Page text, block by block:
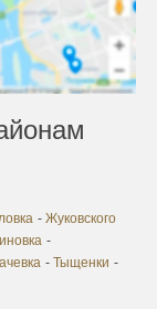
- Жуковского
-
- Тыщенки -